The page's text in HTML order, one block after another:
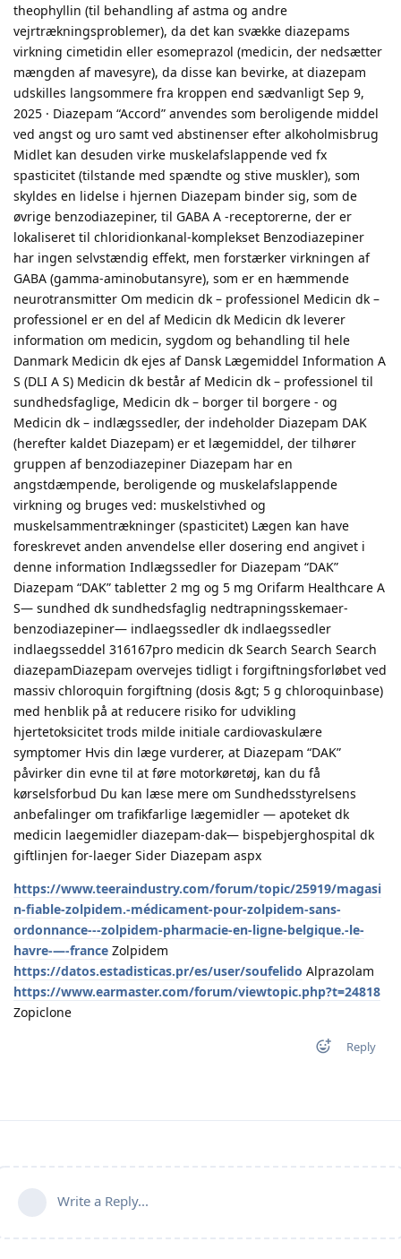
theophyllin (til behandling af astma og andre
vejrtrækningsproblemer), da det kan svække diazepams
virkning cimetidin eller esomeprazol (medicin, der nedsætter
mængden af mavesyre), da disse kan bevirke, at diazepam
udskilles langsommere fra kroppen end sædvanligt Sep 9,
2025 · Diazepam “Accord” anvendes som beroligende middel
ved angst og uro samt ved abstinenser efter alkoholmisbrug
Midlet kan desuden virke muskelafslappende ved fx
spasticitet (tilstande med spændte og stive muskler), som
skyldes en lidelse i hjernen Diazepam binder sig, som de
øvrige benzodiazepiner, til GABA A -receptorerne, der er
lokaliseret til chloridionkanal-komplekset Benzodiazepiner
har ingen selvstændig effekt, men forstærker virkningen af
GABA (gamma-aminobutansyre), som er en hæmmende
neurotransmitter Om medicin dk – professionel Medicin dk –
professionel er en del af Medicin dk Medicin dk leverer
information om medicin, sygdom og behandling til hele
Danmark Medicin dk ejes af Dansk Lægemiddel Information A
S (DLI A S) Medicin dk består af Medicin dk – professionel til
sundhedsfaglige, Medicin dk – borger til borgere - og
Medicin dk – indlægssedler, der indeholder Diazepam DAK
(herefter kaldet Diazepam) er et lægemiddel, der tilhører
gruppen af benzodiazepiner Diazepam har en
angstdæmpende, beroligende og muskelafslappende
virkning og bruges ved: muskelstivhed og
muskelsammentrækninger (spasticitet) Lægen kan have
foreskrevet anden anvendelse eller dosering end angivet i
denne information Indlægssedler for Diazepam “DAK”
Diazepam “DAK” tabletter 2 mg og 5 mg Orifarm Healthcare A
S— sundhed dk sundhedsfaglig nedtrapningsskemaer-
benzodiazepiner— indlaegssedler dk indlaegssedler
indlaegsseddel 316167pro medicin dk Search Search Search
diazepamDiazepam overvejes tidligt i forgiftningsforløbet ved
massiv chloroquin forgiftning (dosis &gt; 5 g chloroquinbase)
med henblik på at reducere risiko for udvikling
hjertetoksicitet trods milde initiale cardiovaskulære
symptomer Hvis din læge vurderer, at Diazepam “DAK”
påvirker din evne til at føre motorkøretøj, kan du få
kørselsforbud Du kan læse mere om Sundhedsstyrelsens
anbefalinger om trafikfarlige lægemidler — apoteket dk
medicin laegemidler diazepam-dak— bispebjerghospital dk
giftlinjen for-laeger Sider Diazepam aspx
https://www.teeraindustry.com/forum/topic/25919/magasi
n-fiable-zolpidem.-médicament-pour-zolpidem-sans-
ordonnance---zolpidem-pharmacie-en-ligne-belgique.-le-
havre-—-france Zolpidem
https://datos.estadisticas.pr/es/user/soufelido Alprazolam
https://www.earmaster.com/forum/viewtopic.php?t=24818
Zopiclone
Reply
Write a Reply...